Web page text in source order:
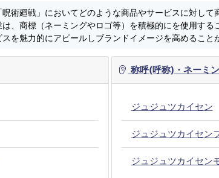
呪術廻戦」においてどのような商品やサービスに対して
、商標（ネーミングやロゴ等）を積極的にを使用する
を魅力的にアピールしブランドイメージを高めること
称呼(呼称)・ネーミ
ジュジュツカイセン
ジュジュツカイセン
ジュジュツカイセン